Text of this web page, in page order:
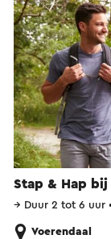
Stap & Hap bij
→ Duur 2 tot 6 uur
Voerendaal